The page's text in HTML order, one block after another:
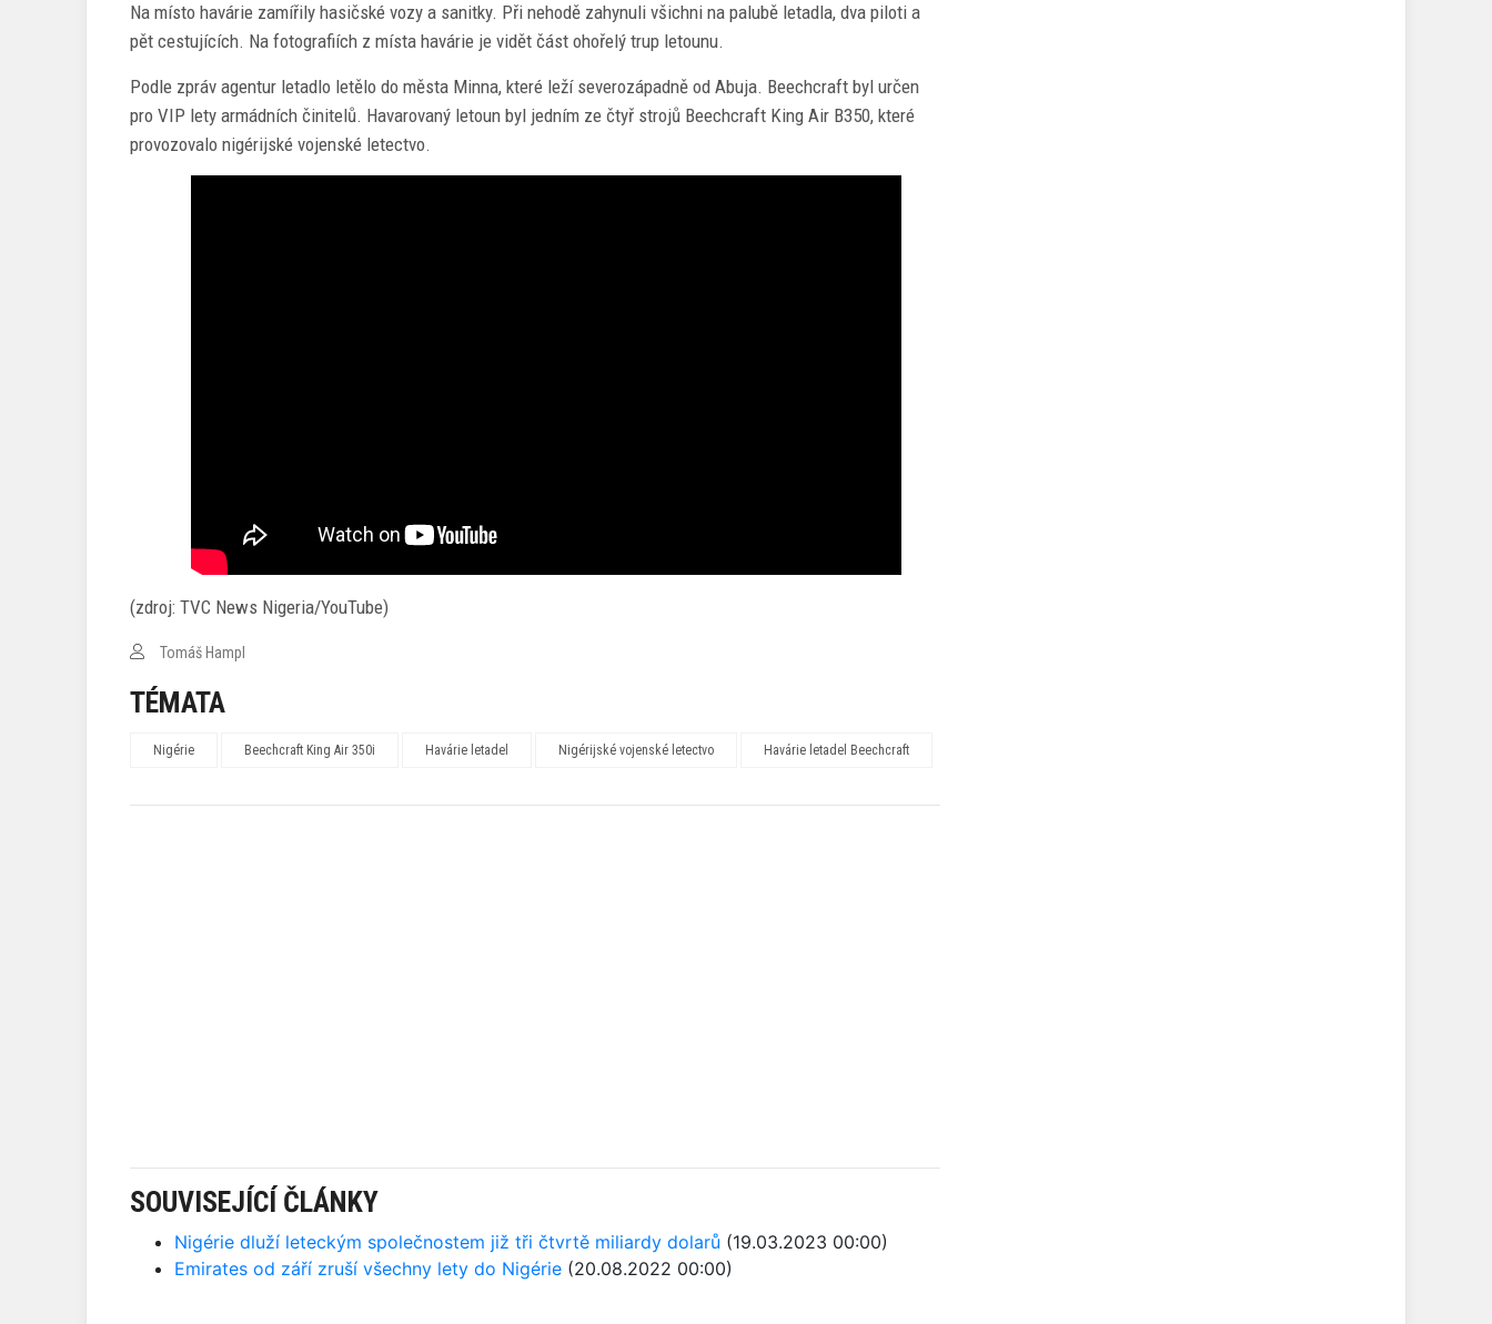
Na místo havárie zamířily hasičské vozy a sanitky. Při nehodě zahynuli všichni na palubě letadla, dva piloti a
pět cestujících. Na fotografiích z místa havárie je vidět část ohořelý trup letounu.
Podle zpráv agentur letadlo letělo do města Minna, které leží severozápadně od Abuja. Beechcraft byl určen
pro VIP lety armádních činitelů. Havarovaný letoun byl jedním ze čtyř strojů Beechcraft King Air B350, které
provozovalo nigérijské vojenské letectvo.
(zdroj: TVC News Nigeria/YouTube)
Tomáš Hampl
TÉMATA
Nigérie Beechcraft King Air 350i Havárie letadel Nigérijské vojenské letectvo Havárie letadel Beechcraft
SOUVISEJÍCÍ ČLÁNKY
Nigérie dluží leteckým společnostem již tři čtvrtě miliardy dolarů (19.03.2023 00:00)
Emirates od září zruší všechny lety do Nigérie (20.08.2022 00:00)